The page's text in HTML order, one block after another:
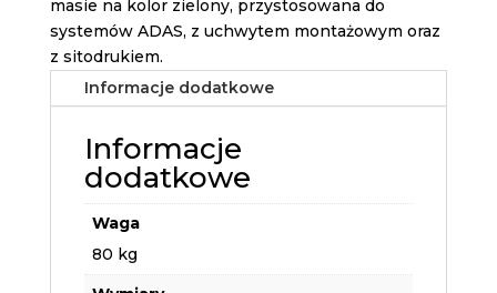
masie na kolor zielony, przystosowana do
systemów ADAS, z uchwytem montażowym oraz
z sitodrukiem.
Informacje dodatkowe
Informacje
dodatkowe
Waga
80 kg